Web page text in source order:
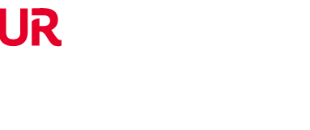
OFERTE DE NERATAT